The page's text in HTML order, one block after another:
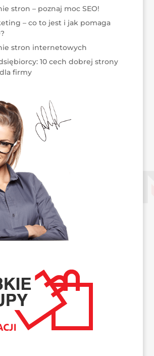
stron – poznaj moc SEO!
– co to jest i jak pomaga
stron internetowych
10 cech dobrej strony
firmy